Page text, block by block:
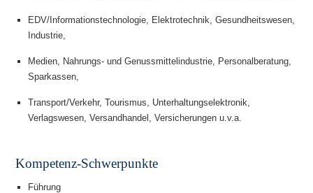
EDV/Informationstechnologie, Elektrotechnik, Gesundheitswesen,
Industrie,
Medien, Nahrungs- und Genussmittelindustrie, Personalberatung,
Sparkassen,
Transport/Verkehr, Tourismus, Unterhaltungselektronik,
Verlagswesen, Versandhandel, Versicherungen u.v.a.
Kompetenz-Schwerpunkte
Führung